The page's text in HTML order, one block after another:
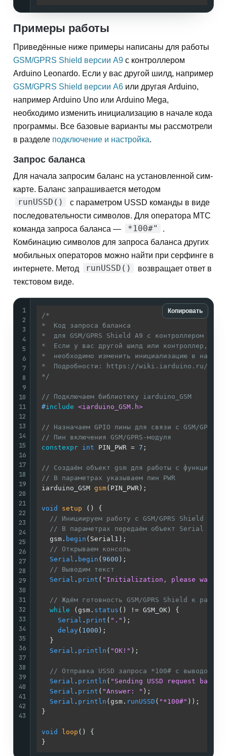
Примеры работы
Приведённые ниже примеры написаны для работы
GSM/GPRS Shield версии A9 с контроллером
Arduino Leonardo. Если у вас другой шилд, например
GSM/GPRS Shield версии A6 или другая Arduino,
например Arduino Uno или Arduino Mega,
необходимо изменить инициализацию в начале кода
программы. Все базовые варианты мы рассмотрели
в разделе подключение и настройка.
Запрос баланса
Для начала запросим баланс на установленной сим-
карте. Баланс запрашивается методом
runUSSD()
с параметром USSD команды в виде
последовательности символов. Для оператора МТС
команда запроса баланса —
*100#"
.
Комбинацию символов для запроса баланса других
мобильных операторов можно найти при серфинге в
интернете. Метод
runUSSD()
возвращает ответ в
текстовом виде.
Копировать
1
2
3
4
5
6
7
8
9
10
11
12
13
14
15
16
17
18
19
20
21
22
23
24
25
26
27
28
29
30
31
32
33
34
35
36
37
38
39
40
41
42
43
/*
*  Код запроса баланса
*  для GSM/GPRS Shield A9 с контроллером
*  Если у вас другой шилд или контроллер,
*  необходимо изменить инициализацию в начале
*  Подробности: https://wiki.iarduino.ru/page/
*/
// Подключаем библиотеку iarduino_GSM
#include <iarduino_GSM.h>
// Назначаем GPIO пины для связи с GSM/GPRS
// Пин включения GSM/GPRS-модуля
constexpr int PIN_PWR = 7 ;
// Создаём объект gsm для работы с функциями
// В параметрах указываем пин PWR
iarduino_GSM gsm(PIN_PWR) ;
void setup ()
{
// Инициируем работу с GSM/GPRS Shield A9
// В параметрах передаём объект Serial к
  gsm.
begin (Serial1);
// Открываем консоль
Serial . begin ( 9600 );
// Выводим
Serial . print ( "Initialization, please
// Ждём готовность GSM/GPRS Shield к работе
while (gsm. status () != GSM_OK) {
Serial . print ( "." );
delay( 1000 );
  }
Serial . println ( "OK!" );
// Отправка USSD запроса *100# с выводом
Serial . println ( "Sending USSD request
Serial . print ( "Answer: " );
Serial . println (gsm. runUSSD ( "*100#" ));
}
void loop ()
{